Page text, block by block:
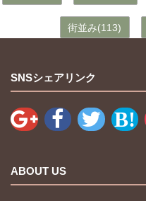
街並み(113)
SNSシェアリンク
ABOUT US